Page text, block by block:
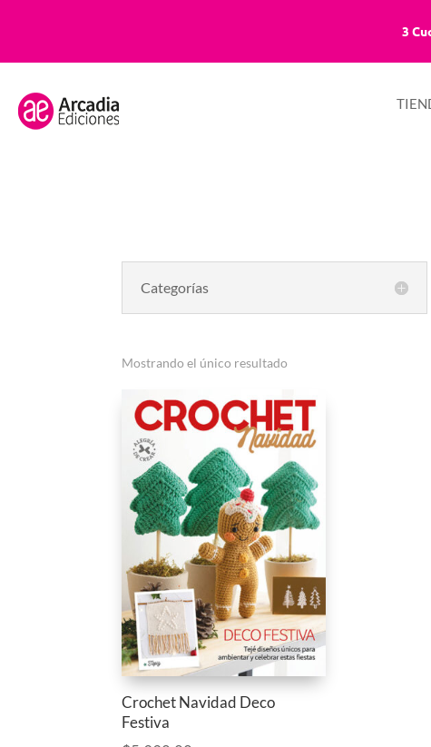
3
Categorías
Mostrando el único resultado
Crochet Navidad Deco
Festiva